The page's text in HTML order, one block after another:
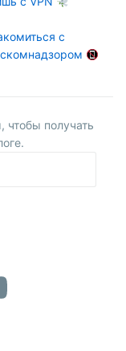
с
чтобы получать